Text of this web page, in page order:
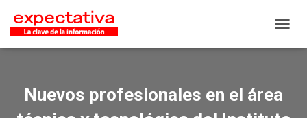
Nuevos profesionales en el área